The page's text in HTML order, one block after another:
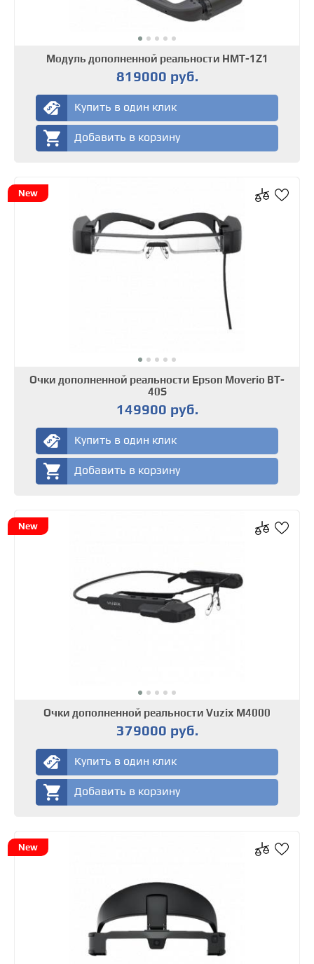
Модуль дополненной реальности HMT-1Z1
819000 руб.
Купить в один клик
Добавить в корзину
New
Очки дополненной реальности Epson Moverio BT-
40S
149900 руб.
Купить в один клик
Добавить в корзину
New
Очки дополненной реальности Vuzix M4000
379000 руб.
Купить в один клик
Добавить в корзину
New